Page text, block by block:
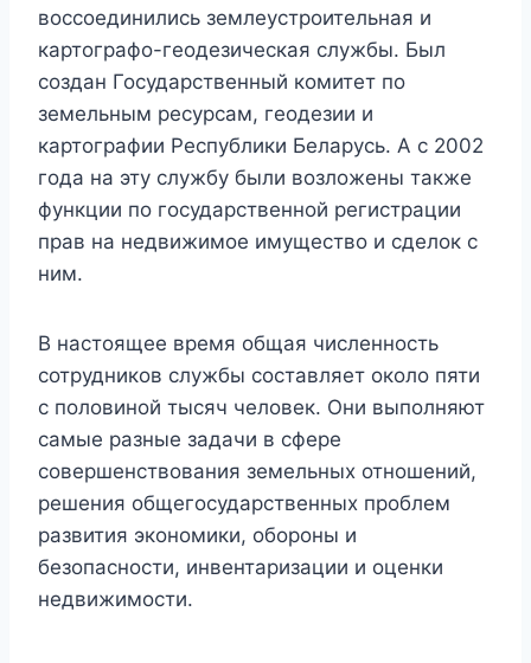
воссоединились землеустроительная и
картографо-геодезическая службы. Был
создан Государственный комитет по
земельным ресурсам, геодезии и
картографии Республики Беларусь. А с 2002
года на эту службу были возложены также
функции по государственной регистрации
прав на недвижимое имущество и сделок с
ним.
В настоящее время общая численность
сотрудников службы составляет около пяти
с половиной тысяч человек. Они выполняют
самые разные задачи в сфере
совершенствования земельных отношений,
решения общегосударственных проблем
развития экономики, обороны и
безопасности, инвентаризации и оценки
недвижимости.